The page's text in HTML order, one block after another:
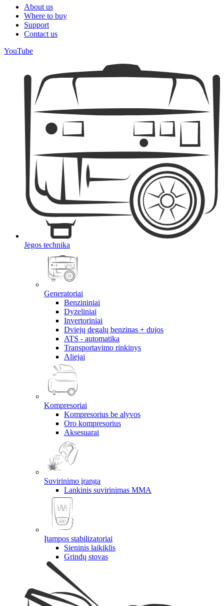
About us
Where to buy
Support
Contact us
YouTube
Jėgos technika
Generatoriai
Benzininiai
Dyzeliniai
Invertoriniai
Dviejų degalų benzinas + dujos
ATS - automatika
Transportavimo rinkinys
Aliejai
Kompresoriai
Kompresorius be alyvos
Oro kompresorius
Aksesuarai
Suvirinimo įranga
Lankinis suvirinimas MMA
Įtampos stabilizatoriai
Sieninis laikiklis
Grindų stovas